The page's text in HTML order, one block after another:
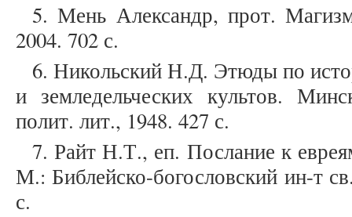
5. Мень Александр, прот.
2004. 702 с.
6. Никольский Н.Д. Этюды по
и земледельческих культов.
полит. лит., 1948. 427 с.
7. Райт Н.Т., еп. Послание к
М.: Библейско-богословский ин-т
с.